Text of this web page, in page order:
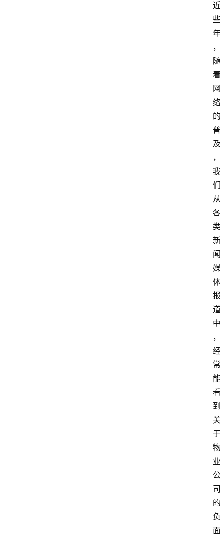
近
些
年
，
随
着
网
络
的
普
及
，
我
们
从
各
类
新
闻
媒
体
报
道
中
，
经
常
能
看
到
关
于
物
业
公
司
的
负
面